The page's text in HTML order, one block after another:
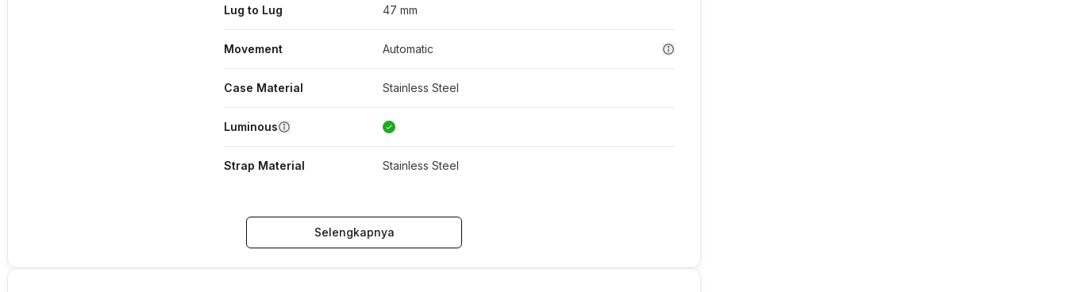
Lug to Lug 47 mm
Movement Automatic
Case Material Stainless Steel
Luminous
Strap Material Stainless Steel
Selengkapnya